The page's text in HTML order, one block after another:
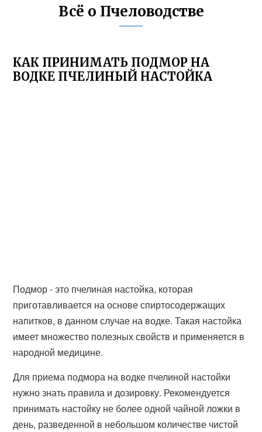
Всё о Пчеловодстве
КАК ПРИНИМАТЬ ПОДМОР НА
ВОДКЕ ПЧЕЛИНЫЙ НАСТОЙКА
Подмор - это пчелиная настойка, которая
приготавливается на основе спиртосодержащих
напитков, в данном случае на водке. Такая настойка
имеет множество полезных свойств и применяется в
народной медицине.
Для приема подмора на водке пчелиной настойки
нужно знать правила и дозировку. Рекомендуется
принимать настойку не более одной чайной ложки в
день, разведенной в небольшом количестве чистой